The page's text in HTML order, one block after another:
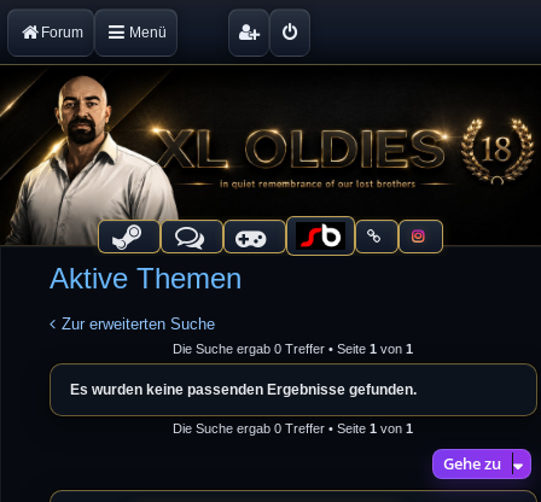
Forum Menü
Aktive Themen
Zur erweiterten Suche
Die Suche ergab 0 Treffer • Seite1 von1
Es wurden keine passenden Ergebnisse gefunden.
Die Suche ergab 0 Treffer • Seite1 von1
Gehe zu